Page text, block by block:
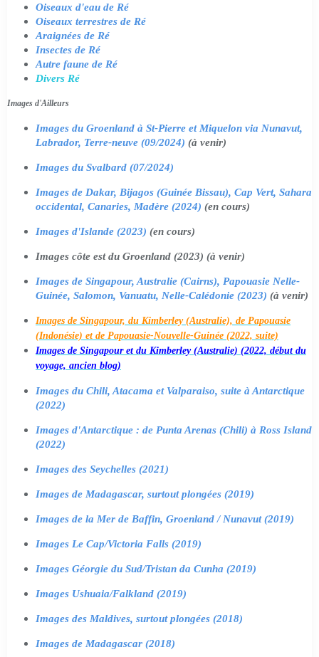
Oiseaux d'eau de Ré
Oiseaux terrestres de Ré
Araignées de Ré
Insectes de Ré
Autre faune de Ré
Divers Ré
Images d'Ailleurs
Images du Groenland à St-Pierre et Miquelon via Nunavut,
Labrador, Terre-neuve (09/2024) (à venir)
Images du Svalbard (07/2024)
Images de Dakar, Bijagos (Guinée Bissau), Cap Vert, Sahara
occidental, Canaries, Madère (2024) (en cours)
Images d'Islande (2023) (en cours)
Images côte est du Groenland (2023) (à venir)
Images de Singapour, Australie (Cairns), Papouasie Nelle-
Guinée, Salomon, Vanuatu, Nelle-Calédonie (2023) (à venir)
Images de Singapour, du Kimberley (Australie), de Papouasie
(Indonésie) et de Papouasie-Nouvelle-Guinée (2022, suite)
Images de Singapour et du Kimberley (Australie) (2022, début du
voyage, ancien blog)
Images du Chili, Atacama et Valparaiso, suite à Antarctique
(2022)
Images d'Antarctique : de Punta Arenas (Chili) à Ross Island
(2022)
Images des Seychelles (2021)
Images de Madagascar, surtout plongées (2019)
Images de la Mer de Baffin, Groenland / Nunavut (2019)
Images Le Cap/Victoria Falls (2019)
Images Géorgie du Sud/Tristan da Cunha (2019)
Images Ushuaia/Falkland (2019)
Images des Maldives, surtout plongées (2018)
Images de Madagascar (2018)